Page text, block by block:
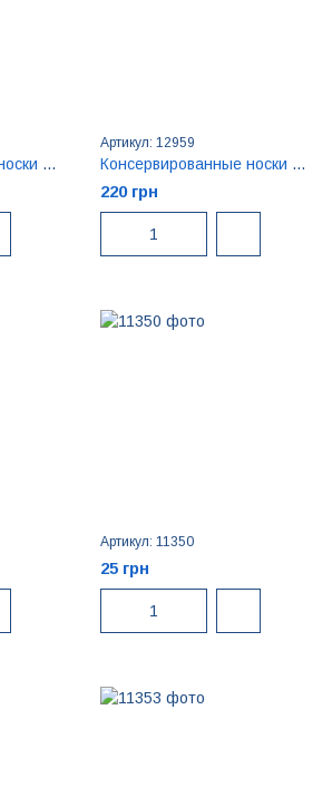
Консервированные носки Papa Design «Для сильной и независимой»
Артикул: 12959
Консервированные носки Papa Design
220 грн
Артикул: 11350
25 грн